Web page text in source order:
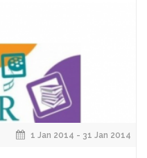
1 Jan 2014 - 31 Jan 2014